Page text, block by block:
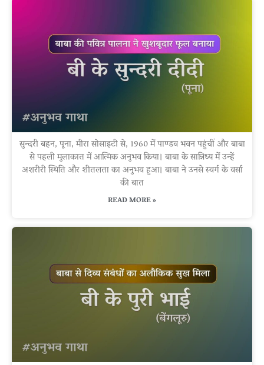
सुन्दरी बहन, पूना, मीरा सोसाइटी से, 1960 में पाण्डव भवन पहुंचीं और बाबा
से पहली मुलाकात में आत्मिक अनुभव किया। बाबा के सान्निध्य में उन्हें
अशरीरी स्थिति और शीतलता का अनुभव हुआ। बाबा ने उनसे स्वर्ग के वर्सा
की बात
READ MORE »